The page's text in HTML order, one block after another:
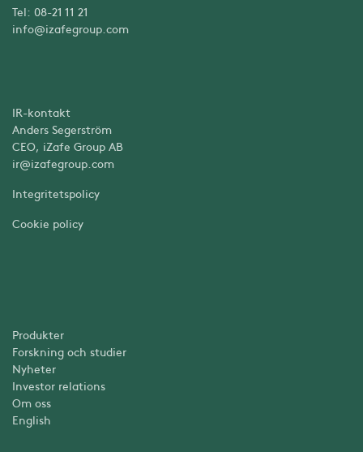
Tel: 08-21 11 21
info@izafegroup.com
IR-kontakt
Anders Segerström
CEO, iZafe Group AB
ir@izafegroup.com
Integritetspolicy
Cookie policy
Produkter
Forskning och studier
Nyheter
Investor relations
Om oss
English